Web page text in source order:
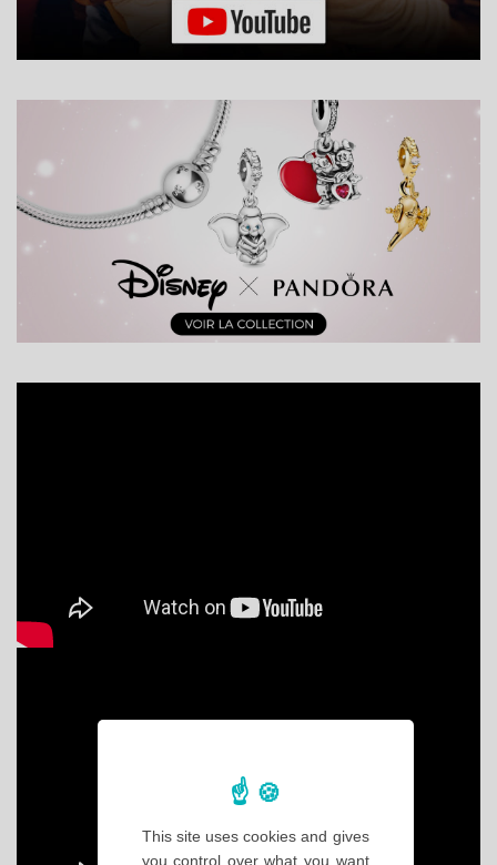
This site uses cookies and gives
you control over what you want